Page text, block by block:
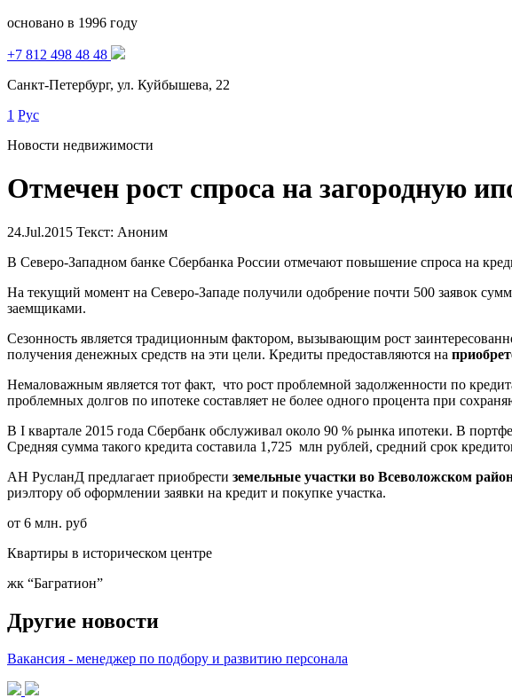
основано в 1996 году
+7 812 498 48 48
Санкт-Петербург, ул. Куйбышева, 22
1 Рус
Новости недвижимости
Отмечен рост спроса на загородную
24.Jul.2015 Текст: Аноним
В Северо-Западном банке Сбербанка России отмечают повышение спроса на
На текущий момент на Северо-Западе получили одобрение почти 500 заявок
заемщиками.
Сезонность является традиционным фактором, вызывающим рост
получения денежных средств на эти цели. Кредиты предоставляются на
Немаловажным является тот факт, что рост проблемной задолженности по
проблемных долгов по ипотеке составляет не более одного процента при
В I квартале 2015 года Сбербанк обслуживал около 90 % рынка ипотеки. В
Средняя сумма такого кредита составила 1,725 млн рублей, средний срок
АН РусланД предлагает приобрести земельные участки во Всеволожском
риэлтору об оформлении заявки на кредит и покупке участка.
от 6 млн. руб
Квартиры в историческом центре
жк “Багратион”
Другие новости
Вакансия - менеджер по подбору и развитию персонала